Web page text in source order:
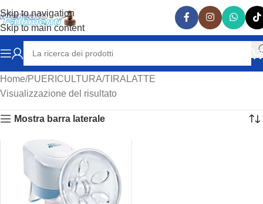
Skip to navigation
Skip to main content
Home PUERICULTURA TIRALATTE
Visualizzazione del risultato
Mostra barra laterale